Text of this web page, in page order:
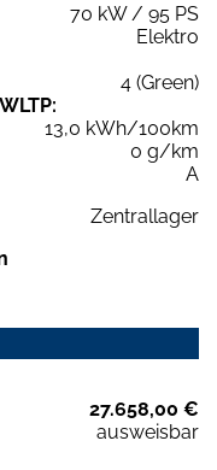
70 kW / 95 PS
Elektro
4 (Green)
13,0 kWh/100km
0 g/km
A
Zentrallager
27.658,00 €
ausweisbar